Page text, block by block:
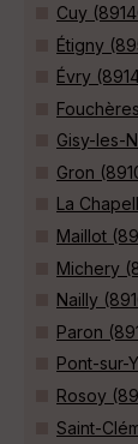
Cuy
Étigny
Évry
Gisy-les-
Gron
La
Maillot
Michery
Nailly
Paron
Pont-sur-
Rosoy
Saint-